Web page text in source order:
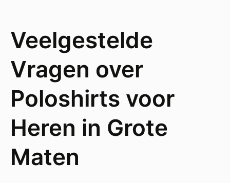
Veelgestelde
Vragen over
Poloshirts voor
Heren in Grote
Maten